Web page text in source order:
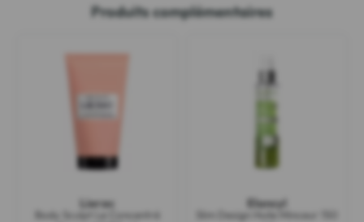
Produits complémentaires
Lierac
Body Sculpt Le Concentré
Elancyl
Slim Design Huile Minceur 150